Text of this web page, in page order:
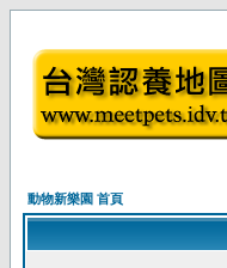
動物新樂園 首頁